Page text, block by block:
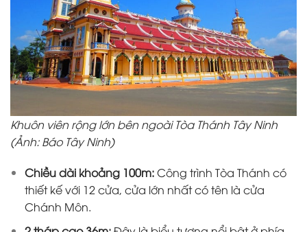
Khuôn viên rộng lớn bên ngoài Tòa Thánh Tây Ninh
(Ảnh: Báo Tây Ninh)
Chiều dài khoảng 100m:Công trình Tòa Thánh có
thiết kế với 12 cửa, cửa lớn nhất có tên là cửa
Chánh Môn.